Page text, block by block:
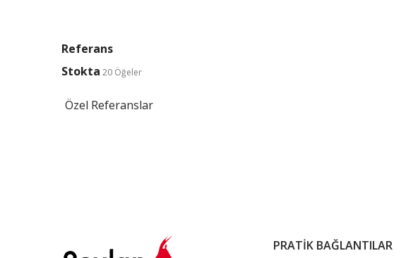
Referans
Stokta 20 Öğeler
Özel Referanslar
PRATİK BAĞLANTILAR